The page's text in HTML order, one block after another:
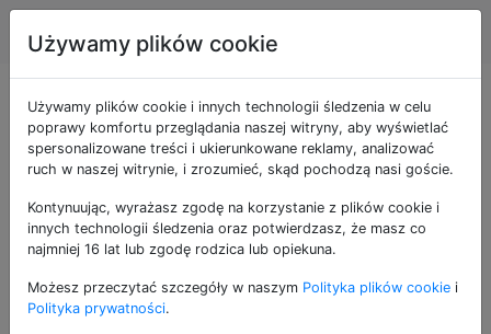
Produkcja gier
Pytania otagowane
jako rts
Strategia czasu rzeczywistego. Gra rozgrywana na
żywo (nie w strukturze turowej), w której celem jest
17
Jak stworzyć rozgrywkę RTS, w
Używamy plików cookie
Używamy plików cookie i innych technologii śledzenia w celu
poprawy komfortu przeglądania naszej witryny, aby wyświetlać
spersonalizowane treści i ukierunkowane reklamy, analizować
ruch w naszej witrynie, i zrozumieć, skąd pochodzą nasi goście.
Kontynuując, wyrażasz zgodę na korzystanie z plików cookie i
innych technologii śledzenia oraz potwierdzasz, że masz co
najmniej 16 lat lub zgodę rodzica lub opiekuna.
Możesz przeczytać szczegóły w naszym Polityka plików cookie i
Polityka prywatności.